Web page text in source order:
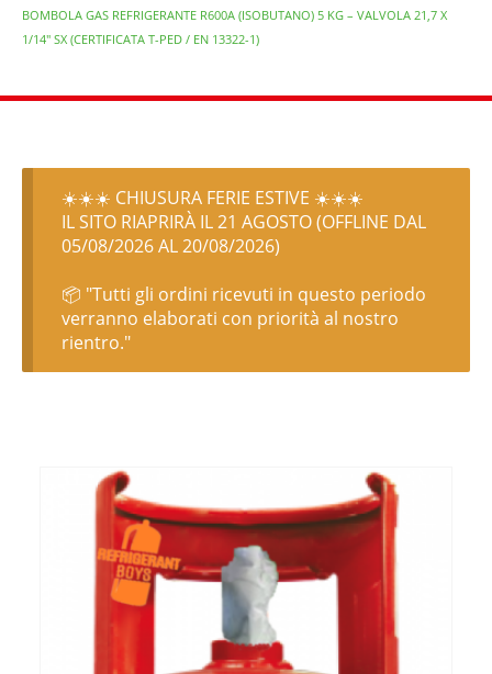
BOMBOLA GAS REFRIGERANTE R600A (ISOBUTANO) 5 KG – VALVOLA 21,7 X
1/14″ SX (CERTIFICATA T-PED / EN 13322-1)
☀️☀️☀️ CHIUSURA FERIE ESTIVE ☀️☀️☀️
IL SITO RIAPRIRÀ IL 21 AGOSTO (OFFLINE DAL
05/08/2026 AL 20/08/2026)
📦 "Tutti gli ordini ricevuti in questo periodo
verranno elaborati con priorità al nostro
rientro."